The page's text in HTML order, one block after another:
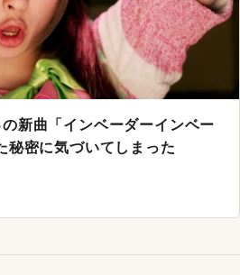
新曲「インベーダーインベー
秘密に気づいてしまった